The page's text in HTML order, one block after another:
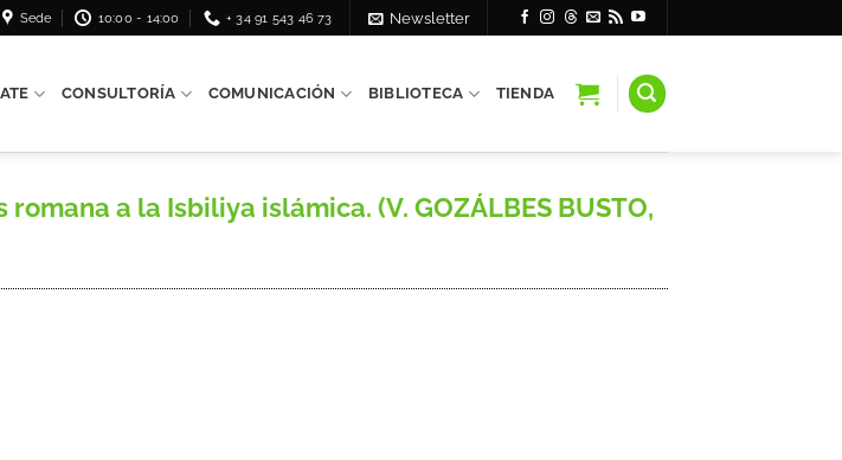
Sede 10:00 - 14:00 + 34 91 543 46 73 Newsletter
CONSULTORÍA COMUNICACIÓN BIBLIOTECA TIENDA
a la Isbiliya islámica. (V. GOZÁLBES BUSTO,